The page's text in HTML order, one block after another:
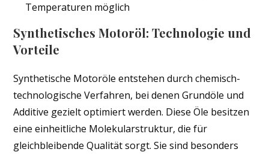
Temperaturen möglich
Synthetisches Motoröl: Technologie und
Vorteile
Synthetische Motoröle entstehen durch chemisch-
technologische Verfahren, bei denen Grundöle und
Additive gezielt optimiert werden. Diese Öle besitzen
eine einheitliche Molekularstruktur, die für
gleichbleibende Qualität sorgt. Sie sind besonders